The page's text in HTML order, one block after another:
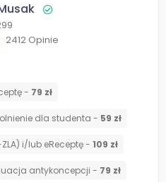
2412 Opinie
- 79 zł
dla studenta - 59 zł
i/lub eReceptę - 109 zł
antykoncepcji - 79 zł